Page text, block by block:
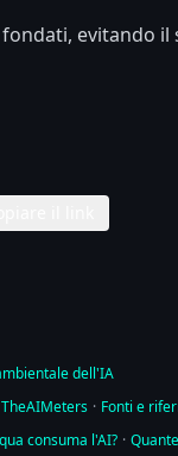
evitando il
dell'IA
· Fonti e
consuma l'AI? ·